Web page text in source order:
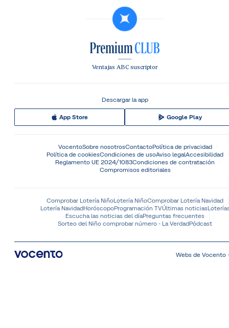
Ventajas ABC suscriptor
Descargar la app
App Store Google Play
VocentoSobre nosotrosContactoPolítica de privacidad
Política de cookiesCondiciones de usoAviso legalAccesibilidad
Reglamento UE 2024/1083Condiciones de contratación
Compromisos editoriales
Comprobar Lotería NiñoLotería NiñoComprobar Lotería Navidad
Lotería NavidadHoróscopoProgramación TVÚltimas noticias
Escucha las noticias del díaPreguntas frecuentes
Sorteo del Niño comprobar número - La VerdadPódcast
Webs de Vocento